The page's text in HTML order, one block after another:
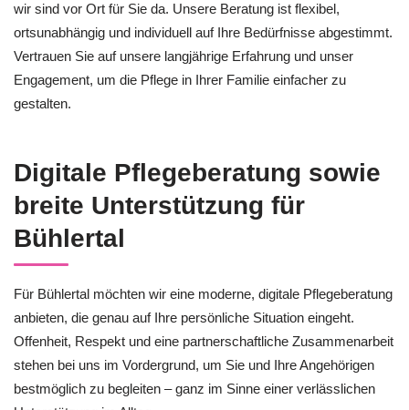
wir sind vor Ort für Sie da. Unsere Beratung ist flexibel,
ortsunabhängig und individuell auf Ihre Bedürfnisse abgestimmt.
Vertrauen Sie auf unsere langjährige Erfahrung und unser
Engagement, um die Pflege in Ihrer Familie einfacher zu
gestalten.
Digitale Pflegeberatung sowie
breite Unterstützung für
Bühlertal
Für Bühlertal möchten wir eine moderne, digitale Pflegeberatung
anbieten, die genau auf Ihre persönliche Situation eingeht.
Offenheit, Respekt und eine partnerschaftliche Zusammenarbeit
stehen bei uns im Vordergrund, um Sie und Ihre Angehörigen
bestmöglich zu begleiten – ganz im Sinne einer verlässlichen